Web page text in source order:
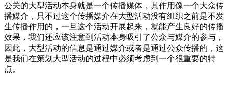
公关的大型活动本身就是一个传播媒体，其作用像一个大众传
播媒介，只不过这个传播媒介在大型活动没有组织之前是不发
生传播作用的，一旦这个活动开展起来，就能产生良好的传播
效果，我们还应该注意到活动本身吸引了公众与媒介的参与，
因此，大型活动的信息是通过媒介或者是通过公众传播的，这
是我们在策划大型活动的过程中必须考虑到一个很重要的特
点。